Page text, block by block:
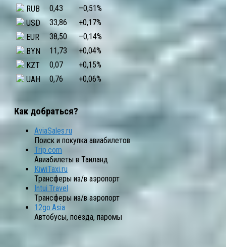
RUB
0,43 –0,51%
USD
33,86 +0,17%
EUR
38,50 –0,14%
BYN
11,73 +0,04%
KZT
0,07 +0,15%
UAH
0,76 +0,06%
Как добраться?
AviaSales.ru
Поиск и покупка авиабилетов
Trip.com
Авиабилеты в Таиланд
KiwiTaxi.ru
Трансферы из/в аэропорт
Intui.Travel
Трансферы из/в аэропорт
12go.Asia
Автобусы, поезда, паромы